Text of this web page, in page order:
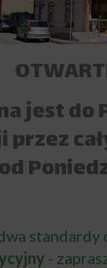
jest do
standardy
-